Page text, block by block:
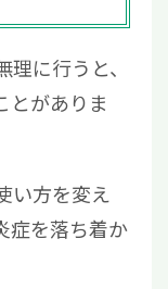
に行うと、
とがありま
い方を変え
症を落ち着か